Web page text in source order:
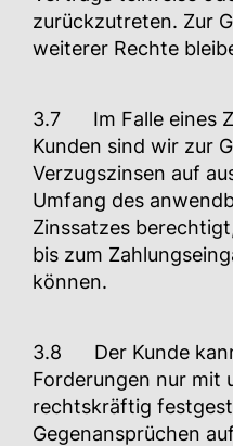
zurückzutreten. Zur
weiterer Rechte
3.7 Im Falle eines
Kunden sind wir zur
Verzugszinsen auf
Umfang des
Zinssatzes
bis zum
können.
3.8 Der Kunde
Forderungen nur mit
rechtskräftig
Gegenansprüchen